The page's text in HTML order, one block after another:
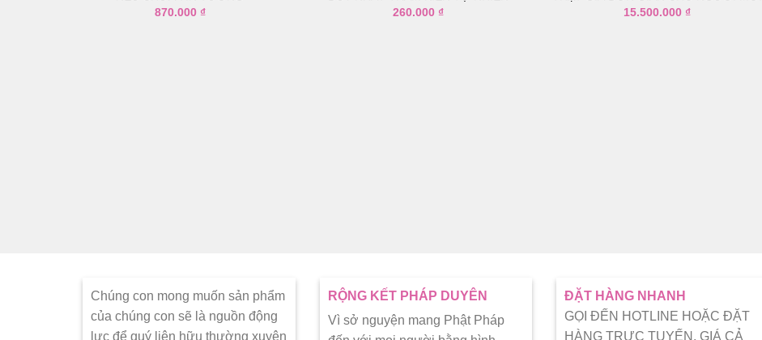
870.000 ₫
260.000 ₫
15.500.000 ₫
Chúng con mong muốn sản phẩm
của chúng con sẽ là nguồn động
lực để quý liên hữu thường xuyên
RỘNG KẾT PHÁP DUYÊN
Vì sở nguyện mang Phật Pháp
ĐẶT HÀNG NHANH
GỌI ĐẾN HOTLINE HOẶC ĐẶT
HÀNG TRỰC TUYẾN. GIÁ CẢ